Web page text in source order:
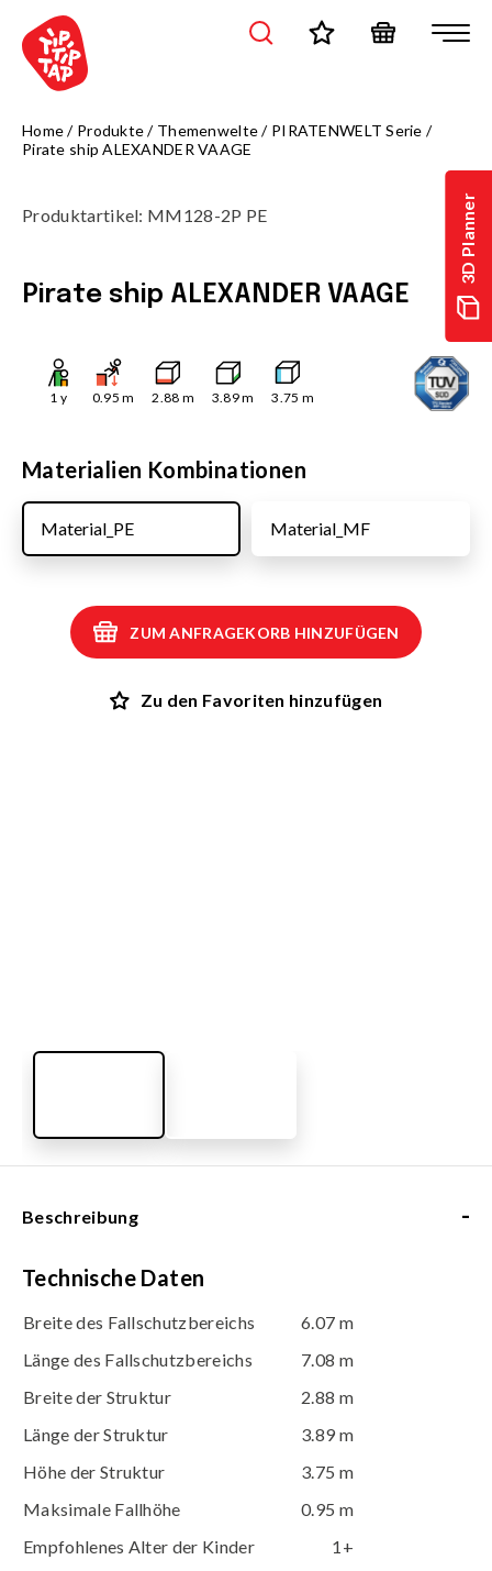
3D Planner
Home/ Produkte/ Themenwelte/ PIRATENWELT Serie /
Pirate ship ALEXANDER VAAGE
Produktartikel: MM128-2P PE
Pirate ship ALEXANDER VAAGE
1 y 0.95 m 2.88 m 3.89m 3.75 m
Materialien Kombinationen
Material_MF
Material_PE
ZUM ANFRAGEKORB HINZUFÜGEN
Zu den Favoriten hinzufügen
Beschreibung -
Technische Daten
Breite des Fallschutzbereichs
6.07 m
Länge des Fallschutzbereichs
7.08 m
Breite der Struktur
2.88 m
Länge der Struktur
3.89 m
Höhe der Struktur
3.75 m
Maksimale Fallhöhe
0.95 m
Empfohlenes Alter der Kinder
1+